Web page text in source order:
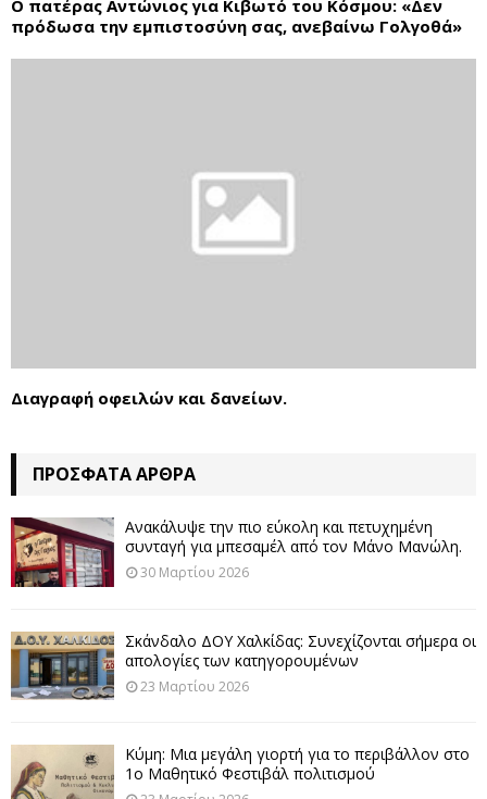
Ο πατέρας Αντώνιος για Κιβωτό του Κόσμου: «Δεν
πρόδωσα την εμπιστοσύνη σας, ανεβαίνω Γολγοθά»
Διαγραφή οφειλών και δανείων.
ΠΡΌΣΦΑΤΑ ΆΡΘΡΑ
Ανακάλυψε την πιο εύκολη και πετυχημένη
συνταγή για μπεσαμέλ από τον Μάνο Μανώλη.
30 Μαρτίου 2026
Σκάνδαλο ΔΟΥ Χαλκίδας: Συνεχίζονται σήμερα οι
απολογίες των κατηγορουμένων
23 Μαρτίου 2026
Κύμη: Μια μεγάλη γιορτή για το περιβάλλον στο
1ο Μαθητικό Φεστιβάλ πολιτισμού